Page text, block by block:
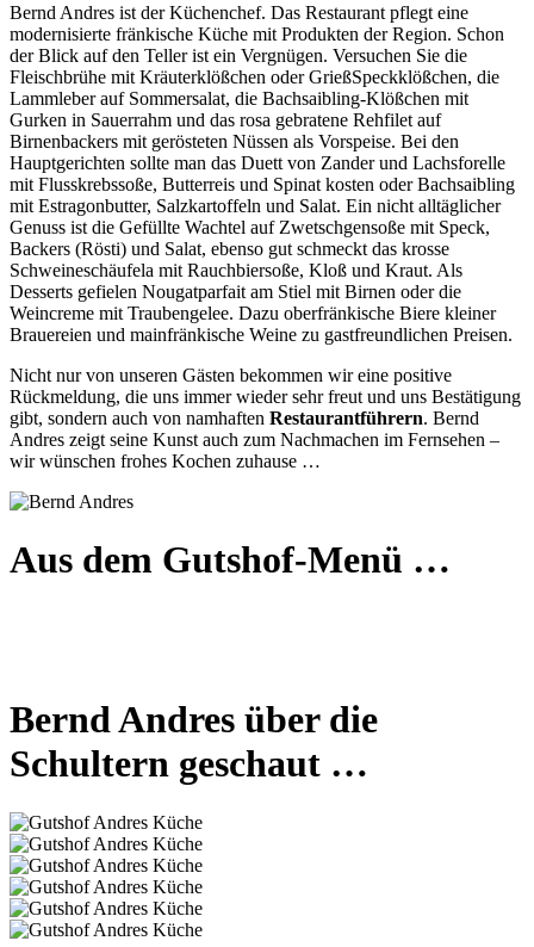
Bernd Andres ist der Küchenchef. Das Restaurant pflegt eine
modernisierte fränkische Küche mit Produkten der Region. Schon
der Blick auf den Teller ist ein Vergnügen. Versuchen Sie die
Fleischbrühe mit Kräuterklößchen oder GrießSpeckklößchen, die
Lammleber auf Sommersalat, die Bachsaibling-Klößchen mit
Gurken in Sauerrahm und das rosa gebratene Rehfilet auf
Birnenbackers mit gerösteten Nüssen als Vorspeise. Bei den
Hauptgerichten sollte man das Duett von Zander und Lachsforelle
mit Flusskrebssoße, Butterreis und Spinat kosten oder Bachsaibling
mit Estragonbutter, Salzkartoffeln und Salat. Ein nicht alltäglicher
Genuss ist die Gefüllte Wachtel auf Zwetschgensoße mit Speck,
Backers (Rösti) und Salat, ebenso gut schmeckt das krosse
Schweineschäufela mit Rauchbiersoße, Kloß und Kraut. Als
Desserts gefielen Nougatparfait am Stiel mit Birnen oder die
Weincreme mit Traubengelee. Dazu oberfränkische Biere kleiner
Brauereien und mainfränkische Weine zu gastfreundlichen Preisen.
Nicht nur von unseren Gästen bekommen wir eine positive
Rückmeldung, die uns immer wieder sehr freut und uns Bestätigung
gibt, sondern auch von namhaften Restaurantführern. Bernd
Andres zeigt seine Kunst auch zum Nachmachen im Fernsehen –
wir wünschen frohes Kochen zuhause …
Aus dem Gutshof-Menü …
Bernd Andres über die
Schultern geschaut …